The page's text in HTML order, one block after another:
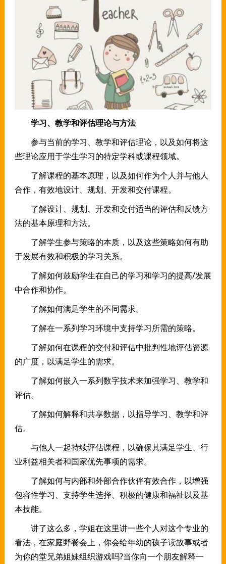
学习、教学和评估理论与方法
参与当前的学习、教学和评估理论，以及如何将这
些理论应用于学生学习的特定学科或课程领域。
了解课程的基本原理，以及如何作为个人并与他人
合作，有效地设计、规划、开发和交付课程。
了解设计、规划、开发和交付适当的评估和反馈方
法的基本原理和方法。
了解学生参与策略的本质，以及这些策略如何有助
于发展有效和积极的学习关系。
了解如何鼓励学生在自己的学习和学习的提高/发展
中合作和协作。
了解如何满足学生的不同需求。
了解在一系列学习环境中支持学习所需的策略。
了解如何在课程的交付和评估中批判性地评估资源
的广度，以满足学生的需求。
了解如何嵌入一系列数字技术来加强学习、教学和
评估。
了解如何解释和共享数据，以指导学习、教学和评
估。
与他人一起持续评估课程，以确保其满足学生、行
业利益相关者和国家优先事项的需求。
了解如何与内部和外部合作伙伴有效合作，以增强
包容性学习、支持学生选择、积极的健康和福祉以及基
本技能。
讲了这么多，学姐在这里讲一些个人对这个专业的
看法，在家庭野餐会上，你会给年幼的孩子读故事或者
为你的堂兄弟姐妹组织游戏吗?当你向一个朋友解释一